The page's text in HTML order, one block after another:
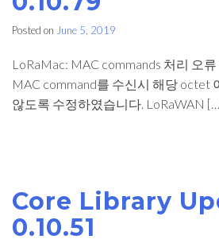
Posted on June 5, 2019
LoRaMac: MAC commands 처리 오
MAC command를 수신시 해당 octet
않도록 수정하였습니다. LoRaWAN
Core Library
0.10.51